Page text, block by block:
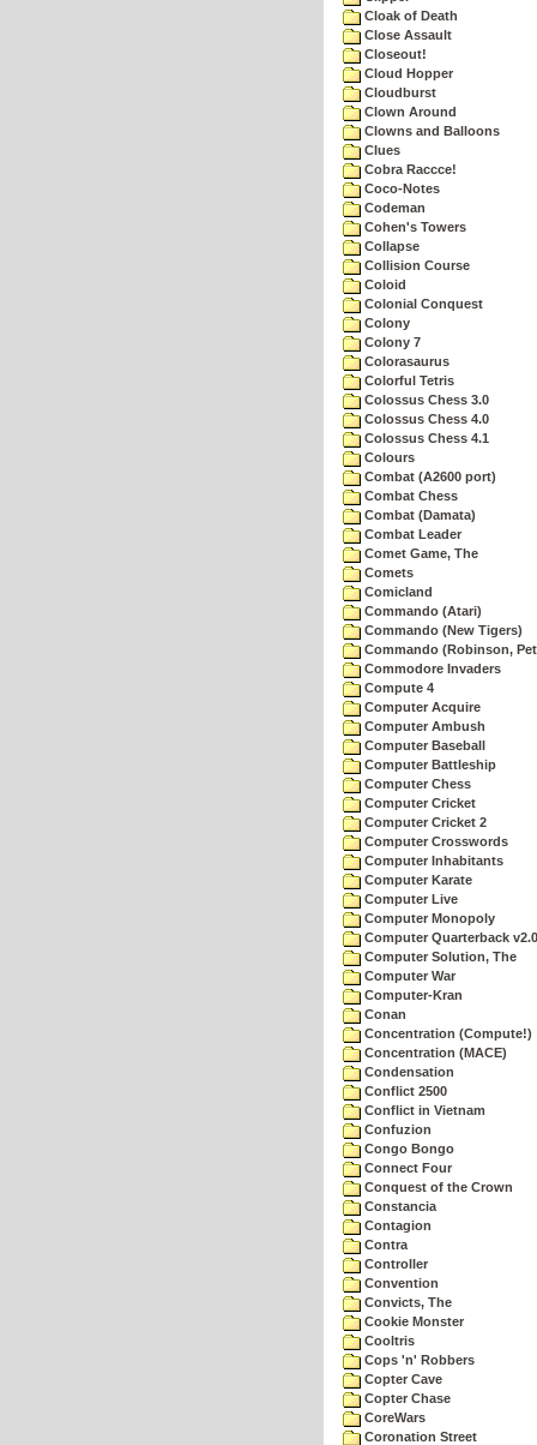
Cloak of Death
Close Assault
Closeout!
Cloud Hopper
Cloudburst
Clown Around
Clowns and Balloons
Clues
Cobra Raccce!
Coco-Notes
Codeman
Cohen's Towers
Collapse
Collision Course
Coloid
Colonial Conquest
Colony
Colony 7
Colorasaurus
Colorful Tetris
Colossus Chess 3.0
Colossus Chess 4.0
Colossus Chess 4.1
Colours
Combat (A2600 port)
Combat Chess
Combat (Damata)
Combat Leader
Comet Game, The
Comets
Comicland
Commando (Atari)
Commando (New Tigers)
Commando (Robinson,
Commodore Invaders
Compute 4
Computer Acquire
Computer Ambush
Computer Baseball
Computer Battleship
Computer Chess
Computer Cricket
Computer Cricket 2
Computer Crosswords
Computer Inhabitants
Computer Karate
Computer Live
Computer Monopoly
Computer Quarterback v2.0
Computer Solution, The
Computer War
Computer-Kran
Conan
Concentration (Compute!)
Concentration (MACE)
Condensation
Conflict 2500
Conflict in Vietnam
Confuzion
Congo Bongo
Connect Four
Conquest of the Crown
Constancia
Contagion
Contra
Controller
Convention
Convicts, The
Cookie Monster
Cooltris
Cops 'n' Robbers
Copter Cave
Copter Chase
CoreWars
Coronation Street